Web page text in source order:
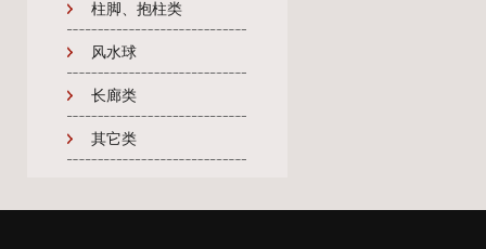
柱脚、抱柱类
风水球
长廊类
其它类